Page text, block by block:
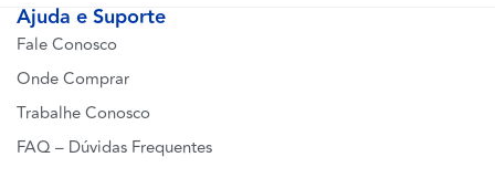
Ajuda e Suporte
Fale Conosco
Onde Comprar
Trabalhe Conosco
FAQ – Dúvidas Frequentes